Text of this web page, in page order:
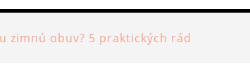
zimnú obuv? 5 praktických rád